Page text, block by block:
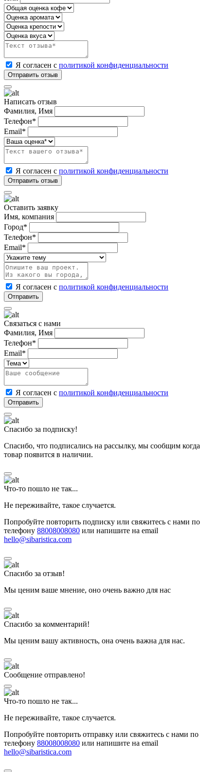
Я согласен с политикой конфиденциальности
Написать отзыв
Фамилия, Имя
Телефон*
Email*
Я согласен с политикой конфиденциальности
Оставить заявку
Имя, компания
Город*
Телефон*
Email*
Я согласен с политикой конфиденциальности
Связаться с нами
Фамилия, Имя
Телефон*
Email*
Я согласен с политикой конфиденциальности
Спасибо за подписку!
Спасибо, что подписались на рассылку, мы сообщим когда
товар появится в наличии.
Что-то пошло не так...
Не переживайте, такое случается.
Попробуйте повторить подписку или свяжитесь с нами по
телефону 88008008080 или напишите на email
hello@sibaristica.com
Спасибо за отзыв!
Мы ценим ваше мнение, оно очень важно для нас
Спасибо за комментарий!
Мы ценим вашу активность, она очень важна для нас.
Сообщение отправлено!
Что-то пошло не так...
Не переживайте, такое случается.
Попробуйте повторить отправку или свяжитесь с нами по
телефону 88008008080 или напишите на email
hello@sibaristica.com